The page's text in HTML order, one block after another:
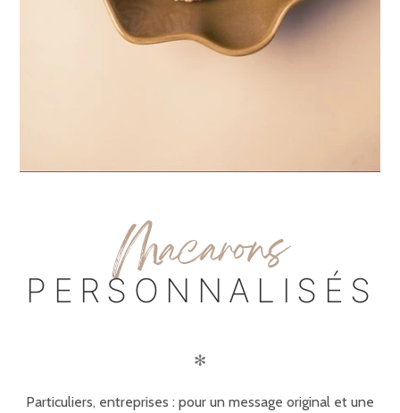
M
acarons
PERSONNALISÉS
✻
Particuliers, entreprises : pour un message original et une